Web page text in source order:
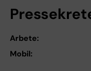
Arbete:
Mobil: